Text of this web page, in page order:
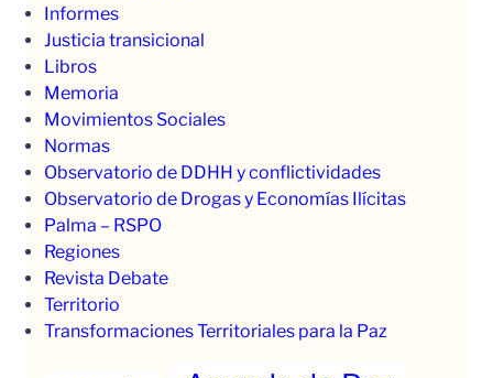
Informes
Justicia transicional
Libros
Memoria
Movimientos Sociales
Normas
Observatorio de DDHH y conflictividades
Observatorio de Drogas y Economías Ilícitas
Palma – RSPO
Regiones
Revista Debate
Territorio
Transformaciones Territoriales para la Paz